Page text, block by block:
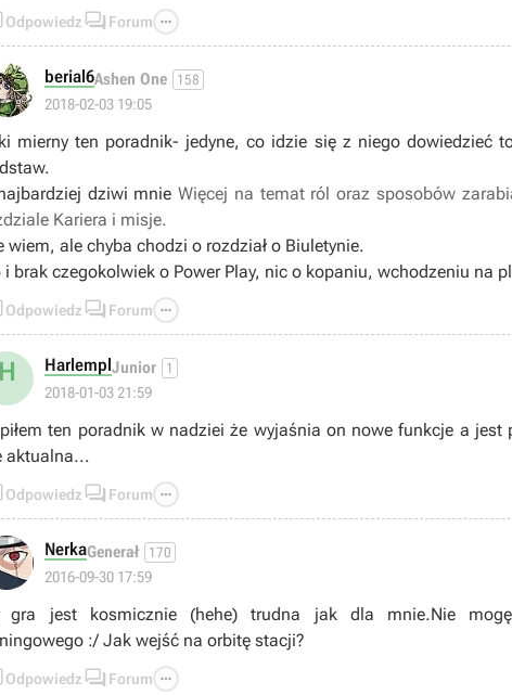
Odpowiedz  Forum 
berial6Ashen One 158
2018-02-03 19:05
mierny ten poradnik- jedyne, co idzie się z niego dowiedzieć
dziwi mnie Więcej na temat ról oraz sposobów
Kariera i misje.
wiem, ale chyba chodzi o rozdział o Biuletynie.
i brak czegokolwiek o Power Play, nic o kopaniu, wchodzeniu na
Odpowiedz  Forum 
H HarlemplJunior 1
2018-01-03 21:59
ten poradnik w nadziei że wyjaśnia on nowe funkcje a jest
aktualna...
Odpowiedz  Forum 
NerkaGenerał 170
2016-09-30 17:59
gra jest kosmicznie (hehe) trudna jak dla mnie.Nie
:/ Jak wejść na orbitę stacji?
Odpowiedz  Forum 